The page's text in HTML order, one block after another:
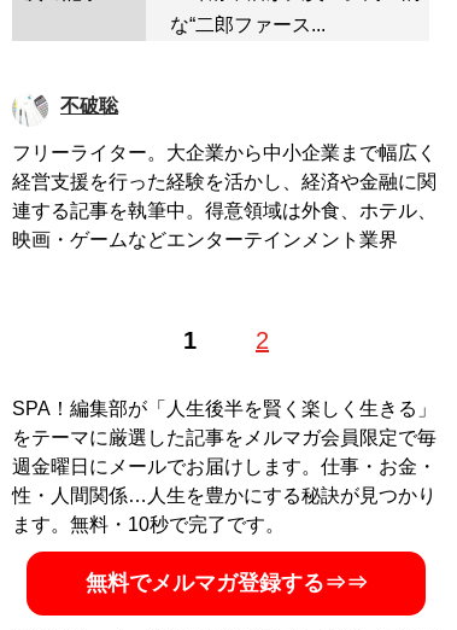
な“二郎ファース...
不破聡
フリーライター。大企業から中小企業まで幅広く
経営支援を行った経験を活かし、経済や金融に関
連する記事を執筆中。得意領域は外食、ホテル、
映画・ゲームなどエンターテインメント業界
1 2
SPA！編集部が「人生後半を賢く楽しく生きる」
をテーマに厳選した記事をメルマガ会員限定で毎
週金曜日にメールでお届けします。仕事・お金・
性・人間関係…人生を豊かにする秘訣が見つかり
ます。無料・10秒で完了です。
無料でメルマガ登録する⇒⇒